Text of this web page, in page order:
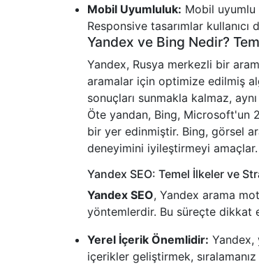
Mobil Uyumluluk: Mobil
Responsive tasarımlar kullanıcı
Yandex ve Bing Nedir?
Yandex, Rusya merkezli bir
aramalar için optimize edilmiş
sonuçları sunmakla kalmaz,
Öte yandan, Bing, Microsoft'un
bir yer edinmiştir. Bing, görsel
deneyimini iyileştirmeyi amaçlar.
Yandex SEO: Temel İlkeler ve
Yandex SEO, Yandex arama
yöntemlerdir. Bu süreçte dikkat
Yerel İçerik Önemlidir: Yandex,
içerikler geliştirmek,